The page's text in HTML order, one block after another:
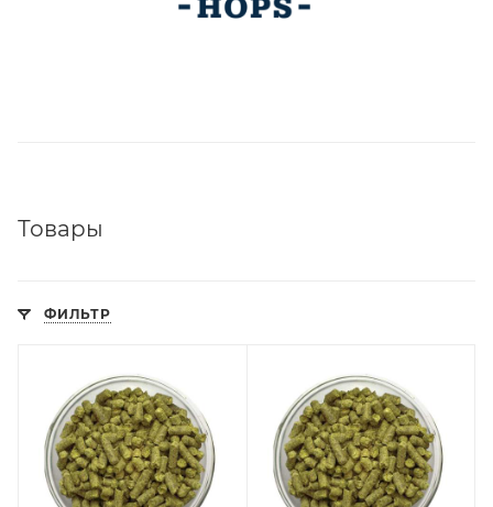
Товары
ФИЛЬТР